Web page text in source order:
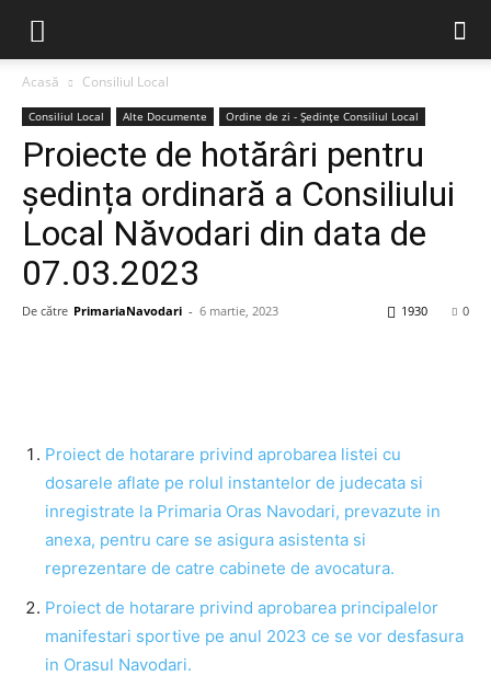
Acasă Consiliul Local
Consiliul Local Alte Documente Ordine de zi - Ședințe Consiliul Local
Proiecte de hotărâri pentru
ședința ordinară a Consiliului
Local Năvodari din data de
07.03.2023
De către PrimariaNavodari - 6 martie, 2023 0
1930
Proiect de hotarare privind aprobarea listei cu
dosarele aflate pe rolul instantelor de judecata si
inregistrate la Primaria Oras Navodari, prevazute in
anexa, pentru care se asigura asistenta si
reprezentare de catre cabinete de avocatura.
Proiect de hotarare privind aprobarea principalelor
manifestari sportive pe anul 2023 ce se vor desfasura
in Orasul Navodari.